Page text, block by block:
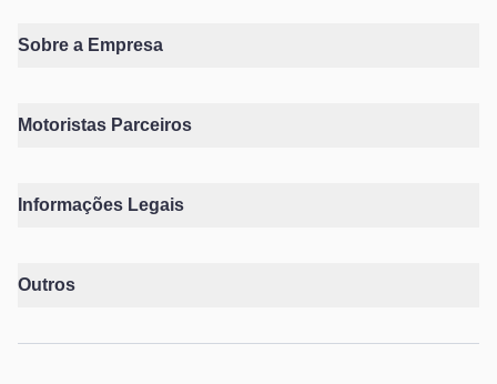
Sobre a Empresa
Motoristas Parceiros
Informações Legais
Outros